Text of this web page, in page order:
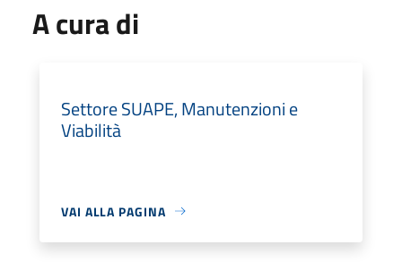
A cura di
Settore SUAPE, Manutenzioni e
Viabilità
VAI ALLA PAGINA